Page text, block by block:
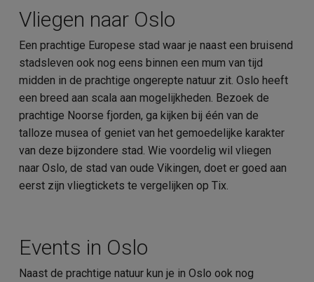
Vliegen naar Oslo
Een prachtige Europese stad waar je naast een bruisend
stadsleven ook nog eens binnen een mum van tijd
midden in de prachtige ongerepte natuur zit. Oslo heeft
een breed aan scala aan mogelijkheden. Bezoek de
prachtige Noorse fjorden, ga kijken bij één van de
talloze musea of geniet van het gemoedelijke karakter
van deze bijzondere stad. Wie voordelig wil vliegen
naar Oslo, de stad van oude Vikingen, doet er goed aan
eerst zijn vliegtickets te vergelijken op Tix.
Events in Oslo
Naast de prachtige natuur kun je in Oslo ook nog